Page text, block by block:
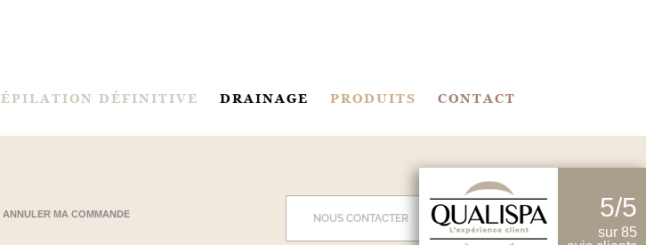
5/5
sur 85
ÉPILATION DÉFINITIVE DRAINAGE PRODUITS CONTACT
ANNULER MA COMMANDE NOUS CONTACTER